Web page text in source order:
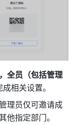
全员（包括管理
相关设置。
理员仅可邀请成
他指定部门。